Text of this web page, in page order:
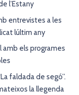
l’Estany
entrevistes a les
lúltim any
amb els programes
faldada de segó”.
la llegenda